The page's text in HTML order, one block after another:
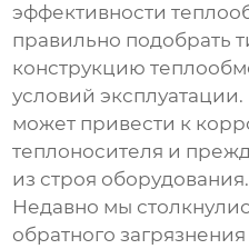
эффективности
правильно подобрать
конструкцию
условий
может привести к
теплоносителя и
из строя оборудования.
Недавно мы
обратного